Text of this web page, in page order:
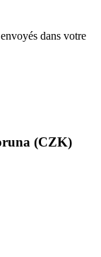
dans votre
(CZK)